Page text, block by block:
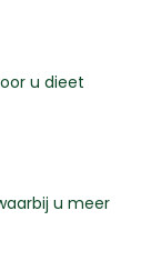
u dieet
u meer